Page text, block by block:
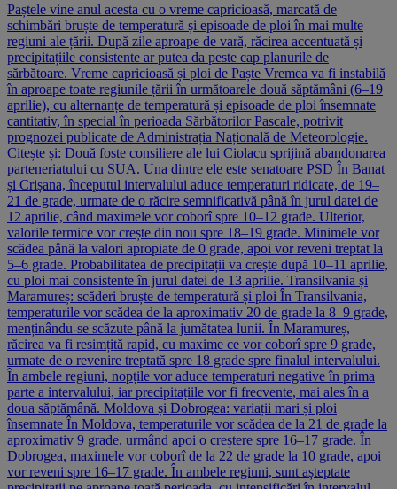
Paștele vine anul acesta cu o vreme capricioasă, marcată de
schimbări bruște de temperatură și episoade de ploi în mai multe
regiuni ale țării. După zile aproape de vară, răcirea accentuată și
precipitațiile consistente ar putea da peste cap planurile de
sărbătoare. Vreme capricioasă și ploi de Paște Vremea va fi instabilă
în aproape toate regiunile țării în următoarele două săptămâni (6–19
aprilie), cu alternanțe de temperatură și episoade de ploi însemnate
cantitativ, în special în perioada Sărbătorilor Pascale, potrivit
prognozei publicate de Administrația Națională de Meteorologie.
Citește și: Două foste consiliere ale lui Ciolacu sprijină abandonarea
parteneriatului cu SUA. Una dintre ele este senatoare PSD În Banat
și Crișana, începutul intervalului aduce temperaturi ridicate, de 19–
21 de grade, urmate de o răcire semnificativă până în jurul datei de
12 aprilie, când maximele vor coborî spre 10–12 grade. Ulterior,
valorile termice vor crește din nou spre 18–19 grade. Minimele vor
scădea până la valori apropiate de 0 grade, apoi vor reveni treptat la
5–6 grade. Probabilitatea de precipitații va crește după 10–11 aprilie,
cu ploi mai consistente în jurul datei de 13 aprilie. Transilvania și
Maramureș: scăderi bruște de temperatură și ploi În Transilvania,
temperaturile vor scădea de la aproximativ 20 de grade la 8–9 grade,
menținându-se scăzute până la jumătatea lunii. În Maramureș,
răcirea va fi resimțită rapid, cu maxime ce vor coborî spre 9 grade,
urmate de o revenire treptată spre 18 grade spre finalul intervalului.
În ambele regiuni, nopțile vor aduce temperaturi negative în prima
parte a intervalului, iar precipitațiile vor fi frecvente, mai ales în a
doua săptămână. Moldova și Dobrogea: variații mari și ploi
însemnate În Moldova, temperaturile vor scădea de la 21 de grade la
aproximativ 9 grade, urmând apoi o creștere spre 16–17 grade. În
Dobrogea, maximele vor coborî de la 22 de grade la 10 grade, apoi
vor reveni spre 16–17 grade. În ambele regiuni, sunt așteptate